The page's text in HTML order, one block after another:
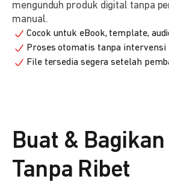
mengunduh produk digital tanpa
manual.
Cocok untuk eBook, template,
Proses otomatis tanpa intervensi
File tersedia segera setelah
Buat &
Tanpa Ribet